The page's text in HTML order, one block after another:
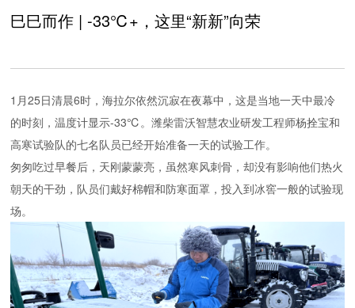
巳巳而作 | -33℃+，这里“新新”向荣
1月25日清晨6时，海拉尔依然沉寂在夜幕中，这是当地一天中最冷
的时刻，温度计显示-33℃。潍柴雷沃智慧农业研发工程师杨拴宝和
高寒试验队的七名队员已经开始准备一天的试验工作。
匆匆吃过早餐后，天刚蒙蒙亮，虽然寒风刺骨，却没有影响他们热火
朝天的干劲，队员们戴好棉帽和防寒面罩，投入到冰窖一般的试验现
场。